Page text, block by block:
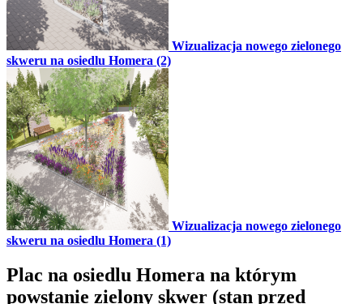
Wizualizacja nowego zielonego
skweru na osiedlu Homera (2)
Wizualizacja nowego zielonego
skweru na osiedlu Homera (1)
Plac na osiedlu Homera na którym
powstanie zielony skwer (stan przed